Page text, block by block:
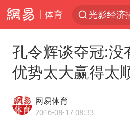
体育
光影经济
情侣平潭
孔令辉谈夺冠:没
优势太大赢得太
网易体育
2016-08-17 08:33